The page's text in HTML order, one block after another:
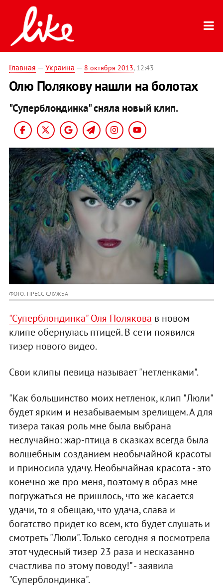
Главная — Украина — 8 октября 2013, 12:43
Олю Полякову нашли на болотах
"Суперблондинка" сняла новый клип.
ФОТО: ПРЕСС-СЛУЖБА
"Суперблондинка" Оля Полякова в новом
клипе обернулась птицей. В сети появился
тизер нового видео.
Свои клипы певица называет "нетленками".
"Как большинство моих нетленок, клип "Люли"
будет ярким и незабываемым зрелищем. А для
тизера такая роль мне была выбрана
неслучайно: жар-птица в сказках всегда была
волшебным созданием необычайной красоты
и приносила удачу. Необычайная красота - это
конечно же про меня, поэтому в образ мне
погружаться не пришлось, что же касается
удачи, то я обещаю, что удача, слава и
богатство придет ко всем, кто будет слушать и
смотреть "Люли". Только сегодня я посмотрела
этот чудесный тизер 23 раза и несказанно
счастлива по этому поводу!" - заявила
"Суперблондинка".